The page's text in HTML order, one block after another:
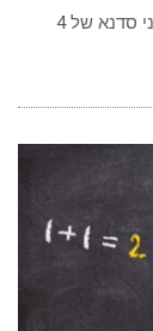
מדריך בורסה למתחילים – מדריך חינמי הכולל מיני סדנא של 4